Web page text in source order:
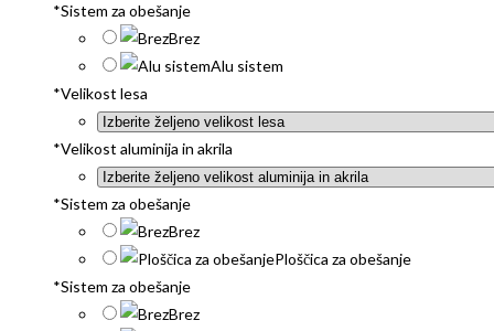
*Sistem za obešanje
Brez
Alu sistem
*Velikost lesa
*Velikost aluminija in akrila
*Sistem za obešanje
Brez
Ploščica za obešanje
*Sistem za obešanje
Brez